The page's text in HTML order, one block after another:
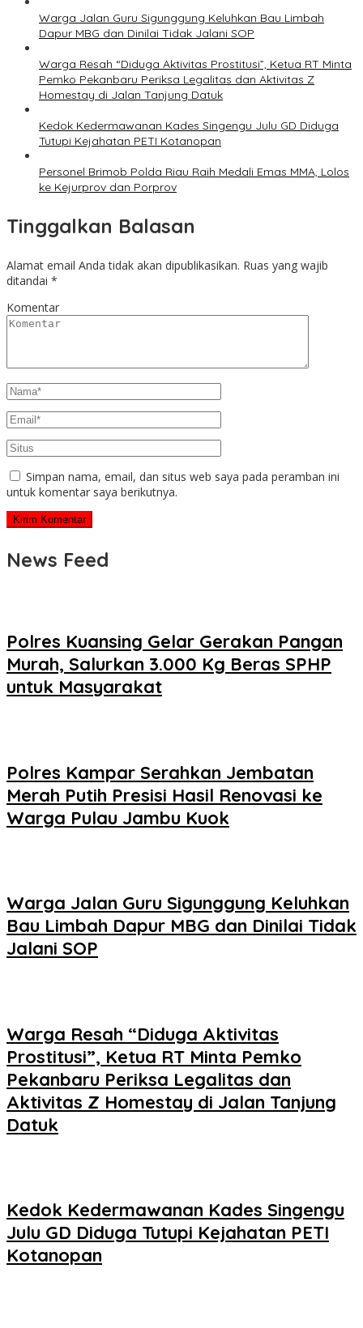
Warga Jalan Guru Sigunggung Keluhkan Bau Limbah
Dapur MBG dan Dinilai Tidak Jalani SOP
Warga Resah “Diduga Aktivitas Prostitusi”, Ketua RT Minta
Pemko Pekanbaru Periksa Legalitas dan Aktivitas Z
Homestay di Jalan Tanjung Datuk
Kedok Kedermawanan Kades Singengu Julu GD Diduga
Tutupi Kejahatan PETI Kotanopan
Personel Brimob Polda Riau Raih Medali Emas MMA, Lolos
ke Kejurprov dan Porprov
Tinggalkan Balasan
Alamat email Anda tidak akan dipublikasikan. Ruas yang wajib
ditandai *
Komentar
Simpan nama, email, dan situs web saya pada peramban ini
untuk komentar saya berikutnya.
News Feed
Polres Kuansing Gelar Gerakan Pangan
Murah, Salurkan 3.000 Kg Beras SPHP
untuk Masyarakat
Polres Kampar Serahkan Jembatan
Merah Putih Presisi Hasil Renovasi ke
Warga Pulau Jambu Kuok
Warga Jalan Guru Sigunggung Keluhkan
Bau Limbah Dapur MBG dan Dinilai Tidak
Jalani SOP
Warga Resah “Diduga Aktivitas
Prostitusi”, Ketua RT Minta Pemko
Pekanbaru Periksa Legalitas dan
Aktivitas Z Homestay di Jalan Tanjung
Datuk
Kedok Kedermawanan Kades Singengu
Julu GD Diduga Tutupi Kejahatan PETI
Kotanopan